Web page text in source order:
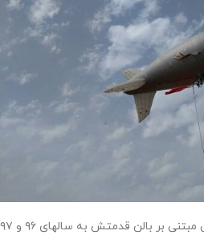
وی با بیان اینکه خدمات مخابراتی مبتنی بر بالن قدمتش به سالهای ۹۶ و ۹۷